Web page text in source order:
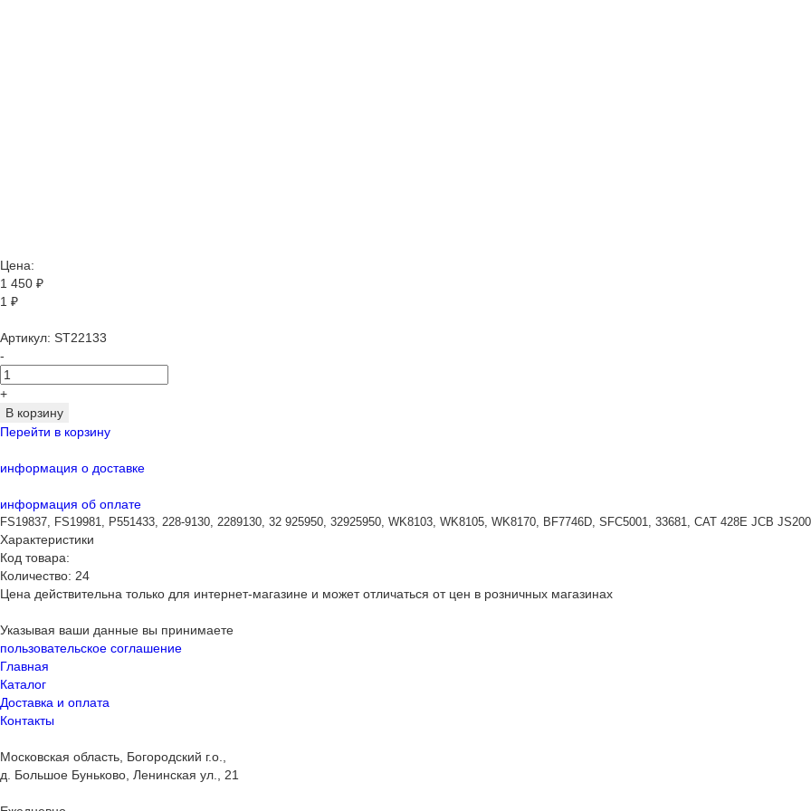
Цена:
1 450 ₽
1 ₽
Артикул: ST22133
-
+
В корзину
Перейти в корзину
информация о доставке
информация об оплате
FS19837, FS19981, P551433, 228-9130, 2289130, 32 925950, 32925950, WK8103, WK8105, WK8170, BF7746D, SFC5001, 33681, CAT 428E JCB
Характеристики
Код товара:
Количество: 24
Цена действительна только для интернет-магазине и может отличаться от цен в розничных магазинах
Указывая ваши данные вы принимаете
пользовательское соглашение
Главная
Каталог
Доставка и оплата
Контакты
Московская область, Богородский г.о.,
д. Большое Буньково, Ленинская ул., 21